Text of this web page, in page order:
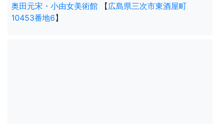
奥田元宋・小由女美術館 【 広島県三次市東酒屋町
10453番地6】